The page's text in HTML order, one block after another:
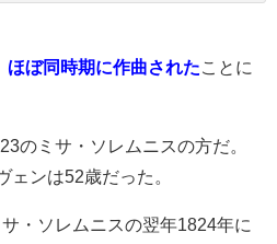
ほぼ同時期に作曲された ことに
の ミサ・ソレムニスの方だ。
ェンは52歳だった。
・ソレムニスの翌年1824年に